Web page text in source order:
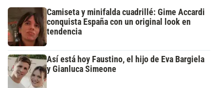
Camiseta y minifalda cuadrillé: Gime Accardi
conquista España con un original look en
tendencia
Así está hoy Faustino, el hijo de Eva Bargiela
y Gianluca Simeone